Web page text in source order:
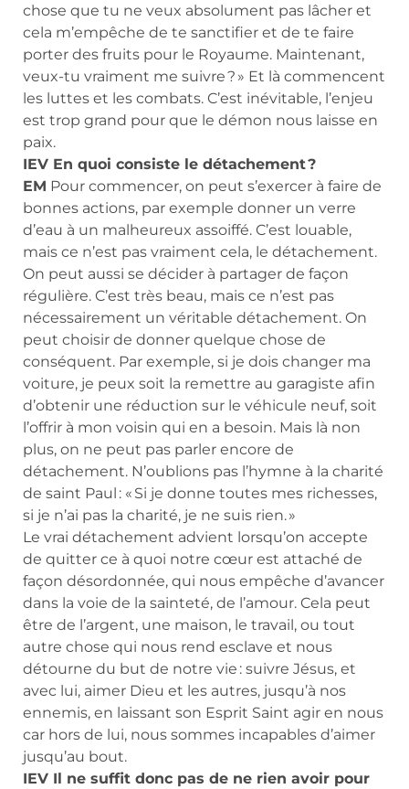
chose que tu ne veux absolument pas lâcher et
cela m’empêche de te sanctifier et de te faire
porter des fruits pour le Royaume. Maintenant,
veux-tu vraiment me suivre ? » Et là commencent
les luttes et les combats. C’est inévitable, l’enjeu
est trop grand pour que le démon nous laisse en
paix.
IEV En quoi consiste le détachement ?
EM Pour commencer, on peut s’exercer à faire de
bonnes actions, par exemple donner un verre
d’eau à un malheureux assoiffé. C’est louable,
mais ce n’est pas vraiment cela, le détachement.
On peut aussi se décider à partager de façon
régulière. C’est très beau, mais ce n’est pas
nécessairement un véritable détachement. On
peut choisir de donner quelque chose de
conséquent. Par exemple, si je dois changer ma
voiture, je peux soit la remettre au garagiste afin
d’obtenir une réduction sur le véhicule neuf, soit
l’offrir à mon voisin qui en a besoin. Mais là non
plus, on ne peut pas parler encore de
détachement. N’oublions pas l’hymne à la charité
de saint Paul : « Si je donne toutes mes richesses,
si je n’ai pas la charité, je ne suis rien. »
Le vrai détachement advient lorsqu’on accepte
de quitter ce à quoi notre cœur est attaché de
façon désordonnée, qui nous empêche d’avancer
dans la voie de la sainteté, de l’amour. Cela peut
être de l’argent, une maison, le travail, ou tout
autre chose qui nous rend esclave et nous
détourne du but de notre vie : suivre Jésus, et
avec lui, aimer Dieu et les autres, jusqu’à nos
ennemis, en laissant son Esprit Saint agir en nous
car hors de lui, nous sommes incapables d’aimer
jusqu’au bout.
IEV Il ne suffit donc pas de ne rien avoir pour